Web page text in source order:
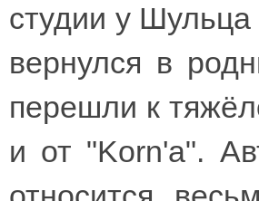
студии у Шульца
вернулся в
перешли к
и от "Korn'а".